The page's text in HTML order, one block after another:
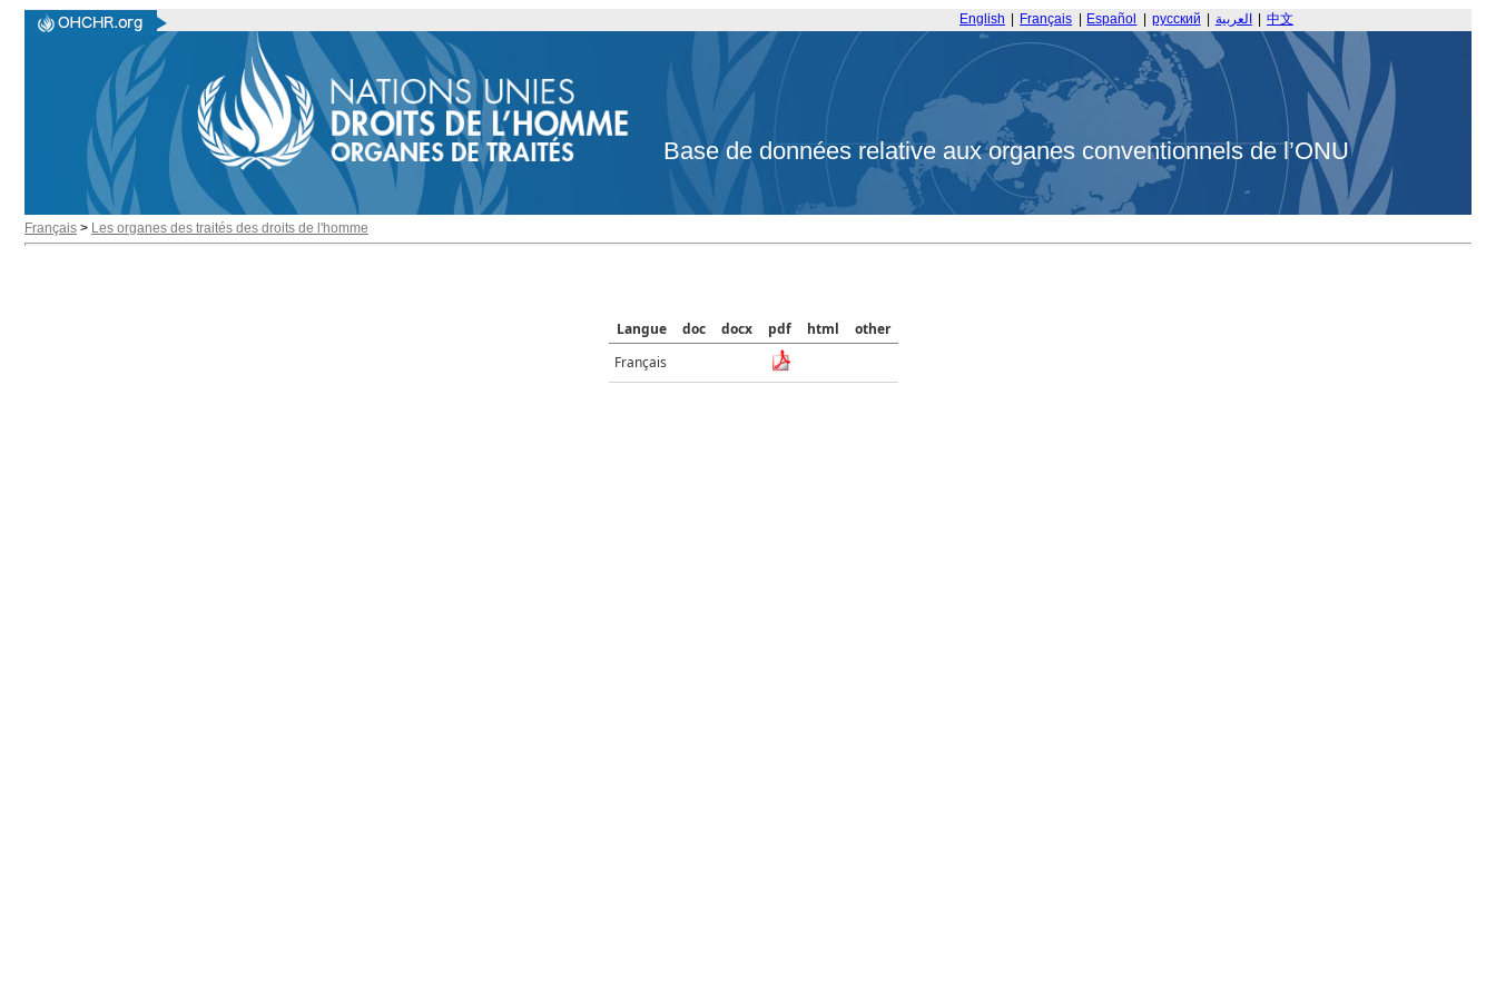
English Français Español русский العربية 中文
Base de données relative aux organes conventionnels de l’ONU
Français > Les organes des traités des droits de l'homme
Langue doc docx pdf html
other
Français